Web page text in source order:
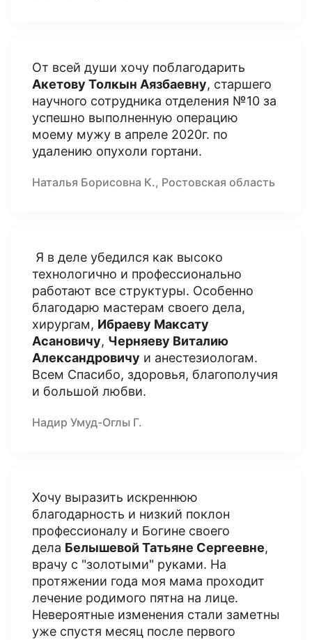
От всей души хочу поблагодарить
Акетову Толкын Аязбаевну, старшего
научного сотрудника отделения №10 за
успешно выполненную операцию
моему мужу в апреле 2020г. по
удалению опухоли гортани.
Наталья Борисовна К., Ростовская область
Я в деле убедился как высоко
технологично и профессионально
работают все структуры. Особенно
благодарю мастерам своего дела,
хирургам, Ибраеву Максату
Асановичу, Черняеву Виталию
Александровичу и анестезиологам.
Всем Спасибо, здоровья, благополучия
и большой любви.
Надир Умуд-Оглы Г.
Хочу выразить искреннюю
благодарность и низкий поклон
профессионалу и Богине своего
дела Белышевой Татьяне Сергеевне,
врачу с "золотыми" руками. На
протяжении года моя мама проходит
лечение родимого пятна на лице.
Невероятные изменения стали заметны
уже спустя месяц после первого